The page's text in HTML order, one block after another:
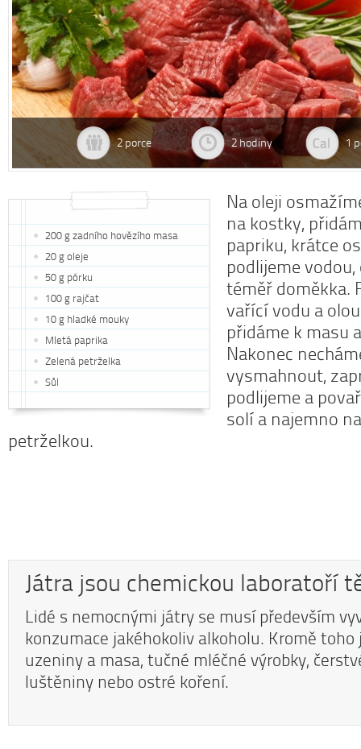
2 porce 2 hodiny 1
200 g zadního hovězího masa
20 g oleje
50 g pórku
100 g rajčat
10 g hladké mouky
Mletá paprika
Zelená petrželka
Sůl
Na oleji
na kostky,
papriku, krátce
podlijeme
téměř doměkka.
vařící vodu a
přidáme k masu
Nakonec
vysmahnout,
podlijeme a
solí a najemno
petrželkou.
Játra jsou chemickou laboratoří
Lidé s nemocnými játry se musí především
konzumace jakéhokoliv alkoholu. Kromě
uzeniny a masa, tučné mléčné výrobky,
luštěniny nebo ostré koření.